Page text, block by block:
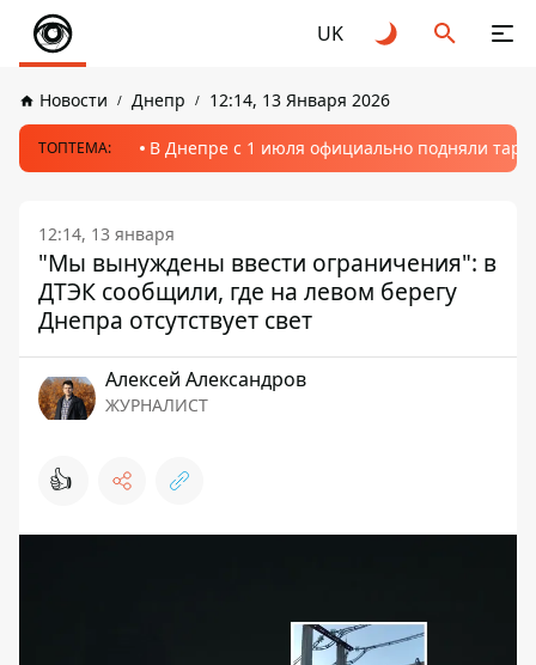
UK
Новости Днепр 12:14, 13 Января 2026
ТОПТЕМА: В Днепре с 1 июля официально подняли
12:14, 13 января
"Мы вынуждены ввести ограничения": в
ДТЭК сообщили, где на левом берегу
Днепра отсутствует свет
Алексей Александров
ЖУРНАЛИСТ
👍